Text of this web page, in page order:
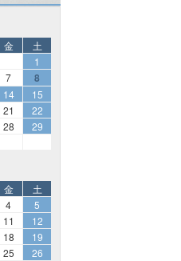
金
土
1
7 8
14
15
21
22
28
29
金
土
4
5
11
12
18
19
25
26